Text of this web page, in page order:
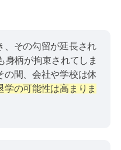
、その勾留が延長され
身柄が拘束されてしま
の間、会社や学校は休
学の可能性は高まりま